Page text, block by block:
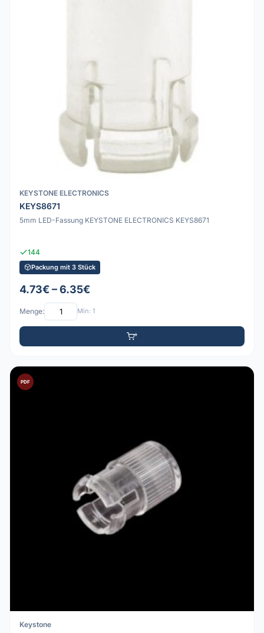
KEYSTONE ELECTRONICS
KEYS8671
5mm LED-Fassung KEYSTONE ELECTRONICS KEYS8671
144
Packung mit 3 Stück
4.73€ – 6.35€
Menge: Min: 1
PDF
Keystone